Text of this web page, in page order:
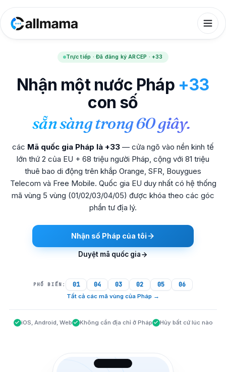
Trực tiếp · Đã đăng ký ARCEP · +33
Nhận một nước Pháp +33
con số
sẵn sàng trong 60 giây.
các Mã quốc gia Pháp là +33 — cửa ngõ vào nền kinh tế
lớn thứ 2 của EU + 68 triệu người Pháp, cộng với 81 triệu
thuê bao di động trên khắp Orange, SFR, Bouygues
Telecom và Free Mobile. Quốc gia EU duy nhất có hệ thống
mã vùng 5 vùng (01/02/03/04/05) được khóa theo các góc
phần tư địa lý.
Nhận số Pháp của tôi
Duyệt mã quốc gia
PHỔ BIẾN: 01 04 03 02 05 06
Tất cả các mã vùng của Pháp →
iOS, Android, Web Không cần địa chỉ ở Pháp Hủy bất cứ lúc nào